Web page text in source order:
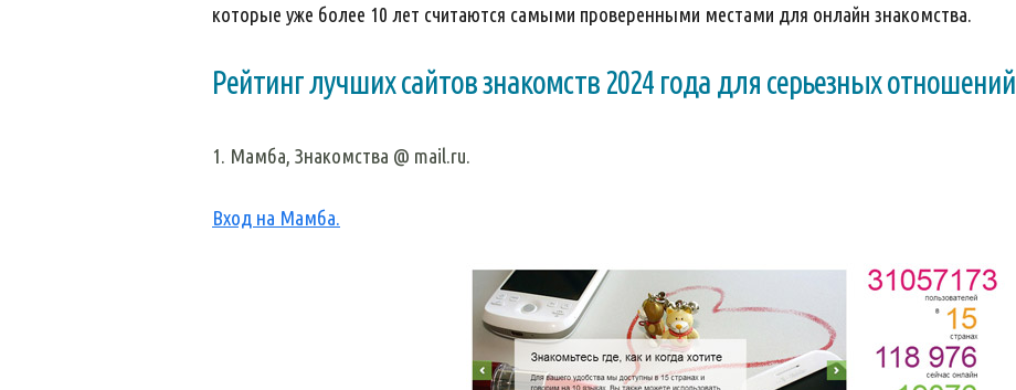
которые уже более 10 лет считаются самыми проверенными местами для онлайн знакомства.
Рейтинг лучших сайтов знакомств 2024 года для серьезных отношений
1. Мамба, Знакомства @ mail.ru.
Вход на Мамба.